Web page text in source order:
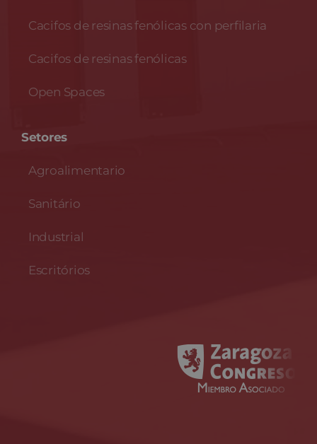
Cacifos de resinas fenólicas con perfilaria
Cacifos de resinas fenólicas
Open Spaces
Setores
Agroalimentario
Sanitário
Industrial
Escritórios